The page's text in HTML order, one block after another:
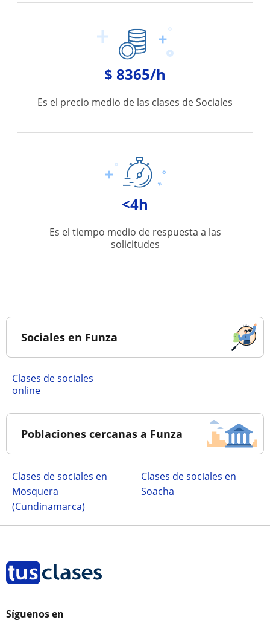
$ 8365/h
Es el precio medio de las clases de Sociales
<4h
Es el tiempo medio de respuesta a las
solicitudes
Sociales en Funza
Clases de sociales
online
Poblaciones cercanas a Funza
Clases de sociales en
Mosquera
(Cundinamarca)
Clases de sociales en
Soacha
Síguenos en